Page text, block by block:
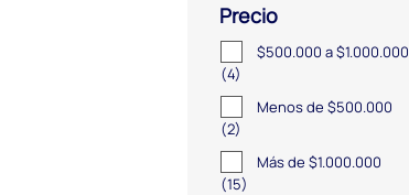
Precio
$500.000 a $1.000.000
(4)
Menos de $500.000
(2)
Más de $1.000.000
(15)